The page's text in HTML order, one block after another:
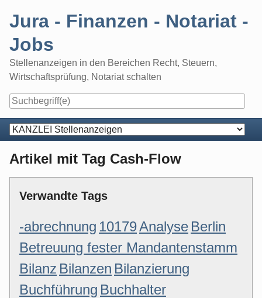
Jura - Finanzen - Notariat -
Jobs
Stellenanzeigen in den Bereichen Recht, Steuern,
Wirtschaftsprüfung, Notariat schalten
Navigation
Artikel mit Tag Cash-Flow
Verwandte Tags
-abrechnung 10179Analyse Berlin
Betreuung fester Mandantenstamm
Bilanz Bilanzen Bilanzierung
Buchführung Buchhalter